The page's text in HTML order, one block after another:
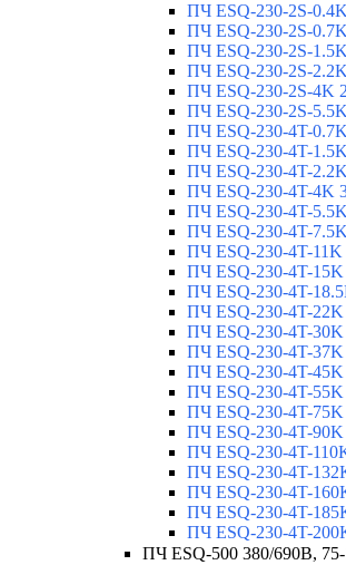
ПЧ ESQ-230-2S-
ПЧ ESQ-230-2S-
ПЧ ESQ-230-2S-
ПЧ ESQ-230-2S-
ПЧ ESQ-230-2S-4K
ПЧ ESQ-230-2S-
ПЧ ESQ-230-4T-
ПЧ ESQ-230-4T-
ПЧ ESQ-230-4T-
ПЧ ESQ-230-4T-4K
ПЧ ESQ-230-4T-
ПЧ ESQ-230-4T-
ПЧ ESQ-230-4T-
ПЧ ESQ-230-4T-
ПЧ ESQ-230-4T-
ПЧ ESQ-230-4T-
ПЧ ESQ-230-4T-
ПЧ ESQ-230-4T-
ПЧ ESQ-230-4T-
ПЧ ESQ-230-4T-
ПЧ ESQ-230-4T-
ПЧ ESQ-230-4T-
ПЧ ESQ-230-4T-
ПЧ ESQ-230-4T-
ПЧ ESQ-230-4T-
ПЧ ESQ-230-4T-
ПЧ ESQ-230-4T-
ПЧ ESQ-500 380/690В,